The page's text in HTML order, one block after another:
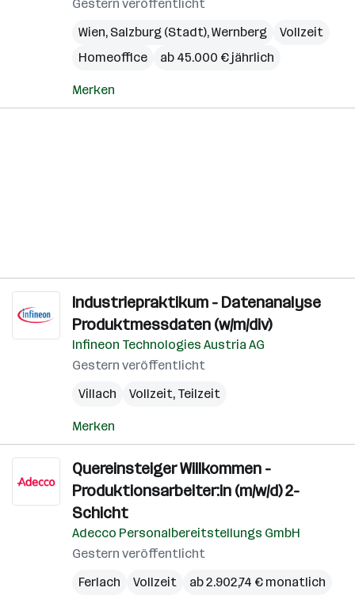
Gestern veröffentlicht
Wien, Salzburg (Stadt),Wernberg
Vollzeit
Homeoffice
ab 45.000 € jährlich
Merken
Industriepraktikum - Datenanalyse
Produktmessdaten (w/m/div)
Infineon Technologies Austria AG
Gestern veröffentlicht
Villach
Vollzeit, Teilzeit
Merken
Quereinsteiger Willkommen -
Produktionsarbeiter:in (m/w/d) 2-
Schicht
Adecco Personalbereitstellungs GmbH
Gestern veröffentlicht
Ferlach
Vollzeit ab 2.902,74 € monatlich